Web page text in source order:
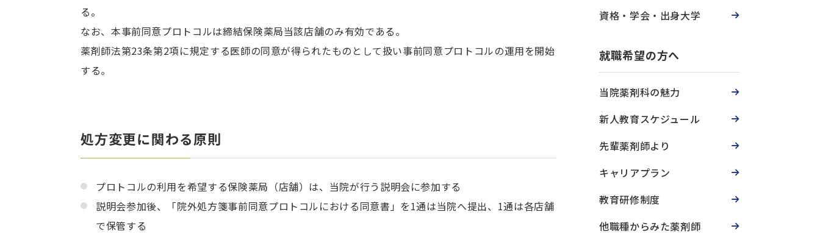
る。
なお、本事前同意プロトコルは締結保険薬局当該店舗のみ有効である。
薬剤師法第23条第2項に規定する医師の同意が得られたものとして扱い事前同意プロトコルの運用を開始
する。
処方変更に関わる原則
プロトコルの利用を希望する保険薬局（店舗）は、当院が行う説明会に参加する
説明会参加後、「院外処方箋事前同意プロトコルにおける同意書」を1通は当院へ提出、1通は各店舗
で保管する
資格・学会・出身大学
就職希望の方へ
当院薬剤科の魅力
新人教育スケジュール
先輩薬剤師より
キャリアプラン
教育研修制度
他職種からみた薬剤師